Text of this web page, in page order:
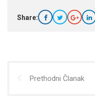
Share:
Prethodni Članak